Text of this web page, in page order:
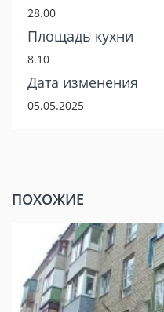
28.00
Площадь кухни
8.10
Дата изменения
05.05.2025
ПОХОЖИЕ